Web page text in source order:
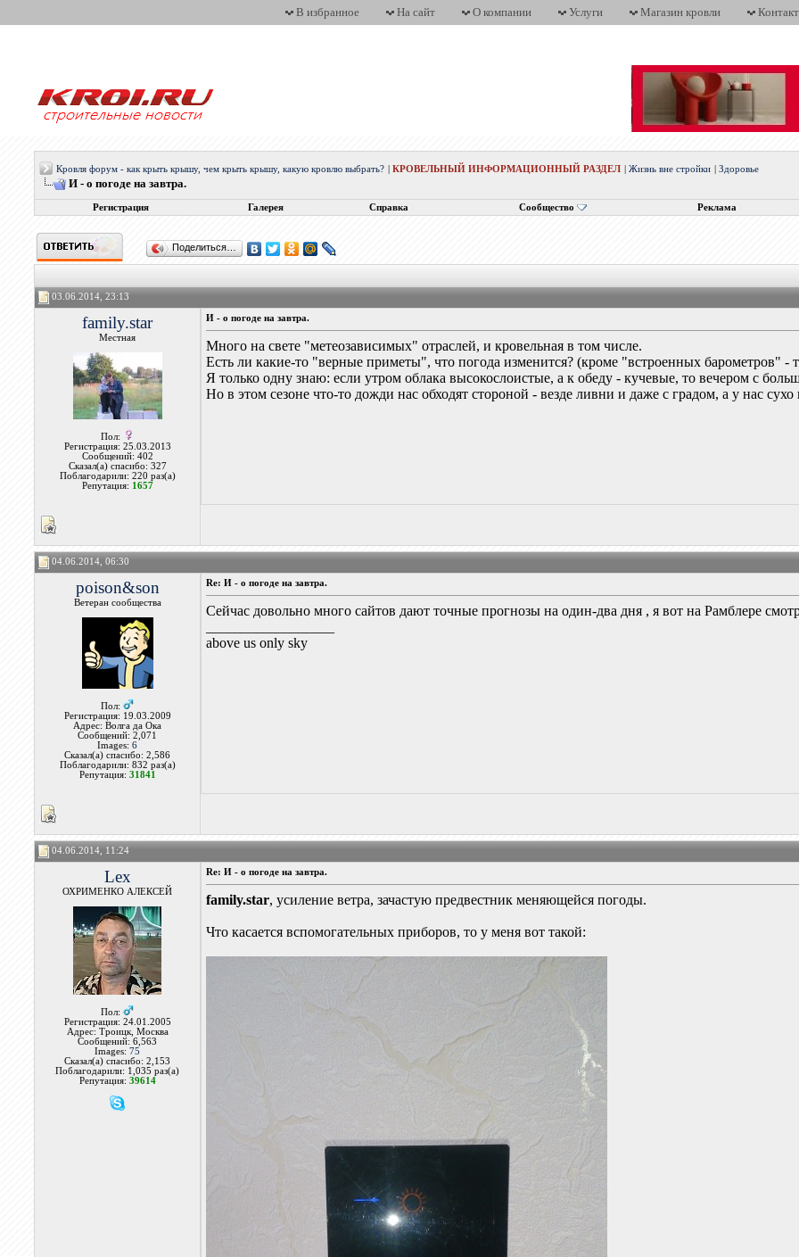
В избранное На сайт О компании Услуги Магазин кровли
Кровля форум - как крыть крышу, чем крыть крышу, какую кровлю выбрать? |КРОВЕЛЬНЫЙ ИНФОРМАЦИОННЫЙ РАЗДЕЛ |Жизнь вне стройки |Здоровье
И - о погоде на завтра.
Регистрация Галерея Справка Сообщество Реклама
Поделиться…
03.06.2014, 23:13
family.star
Местная
Пол:
Регистрация: 25.03.2013
Сообщений: 402
Сказал(а) спасибо: 327
Поблагодарили: 220 раз(а)
Репутация: 1657
И - о погоде на завтра.
Много на свете "метеозависимых" отраслей, и кровельная в том числе.
Есть ли какие-то "верные приметы", что погода изменится? (кроме "встроенных барометров" -
Я только одну знаю: если утром облака высокослоистые, а к обеду - кучевые, то вечером с
Но в этом сезоне что-то дожди нас обходят стороной - везде ливни и даже с градом, а у нас
04.06.2014, 06:30
poison&son
Ветеран сообщества
Пол:
Регистрация: 19.03.2009
Адрес: Волга да Ока
Сообщений: 2,071
Images:6
Сказал(а) спасибо: 2,586
Поблагодарили: 832 раз(а)
Репутация: 31841
Re: И - о погоде на завтра.
Сейчас довольно много сайтов дают точные прогнозы на один-два дня , я вот на Рамблере
above us only sky
04.06.2014, 11:24
Lex
ОХРИМЕНКО АЛЕКСЕЙ
Пол:
Регистрация: 24.01.2005
Адрес: Троицк, Москва
Сообщений: 6,563
Images:75
Сказал(а) спасибо: 2,153
Поблагодарили: 1,035 раз(а)
Репутация: 39614
Re: И - о погоде на завтра.
family.star, усиление ветра, зачастую предвестник меняющейся погоды.
Что касается вспомогательных приборов, то у меня вот такой: